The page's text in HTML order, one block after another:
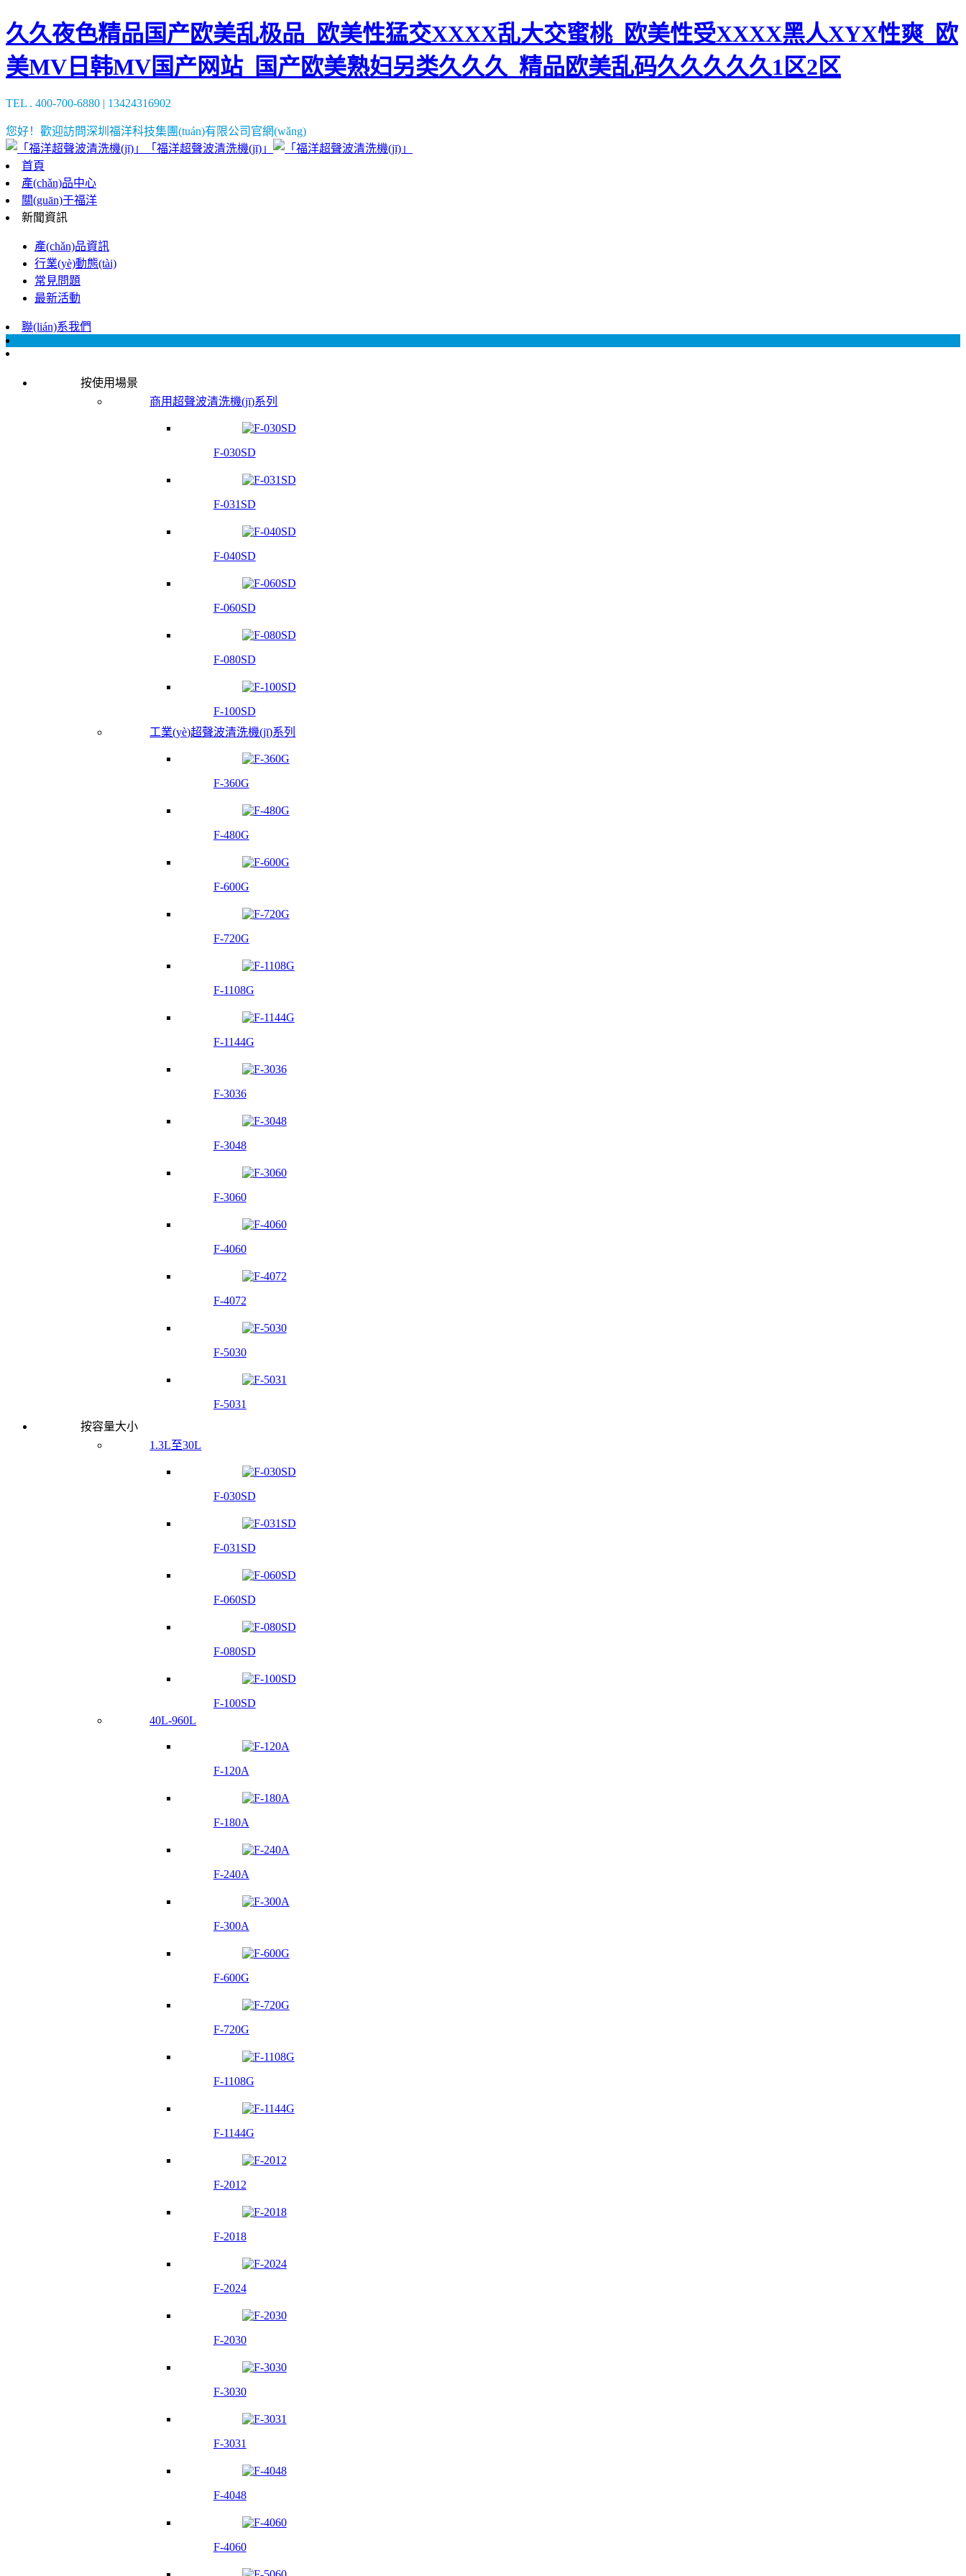
久久夜色精品国产欧美乱极品_欧美性猛交XXXX乱大交蜜桃_欧美性受XXXX黑人XYX性爽_欧
美MV日韩MV国产网站_国产欧美熟妇另类久久久_精品欧美乱码久久久久久1区2区
TEL . 400-700-6880 | 13424316902
您好！歡迎訪問深圳福洋科技集團(tuán)有限公司官網(wǎng)
「福洋超聲波清洗機(jī)」
首頁
產(chǎn)品中心
關(guān)于福洋
新聞資訊
產(chǎn)品資訊
行業(yè)動態(tài)
常見問題
最新活動
聯(lián)系我們
按使用場景
商用超聲波清洗機(jī)系列
F-030SD
F-031SD
F-040SD
F-060SD
F-080SD
F-100SD
工業(yè)超聲波清洗機(jī)系列
F-360G
F-480G
F-600G
F-720G
F-1108G
F-1144G
F-3036
F-3048
F-3060
F-4060
F-4072
F-5030
F-5031
按容量大小
1.3L至30L
F-030SD
F-031SD
F-060SD
F-080SD
F-100SD
40L-960L
F-120A
F-180A
F-240A
F-300A
F-600G
F-720G
F-1108G
F-1144G
F-2012
F-2018
F-2024
F-2030
F-3030
F-3031
F-4048
F-4060